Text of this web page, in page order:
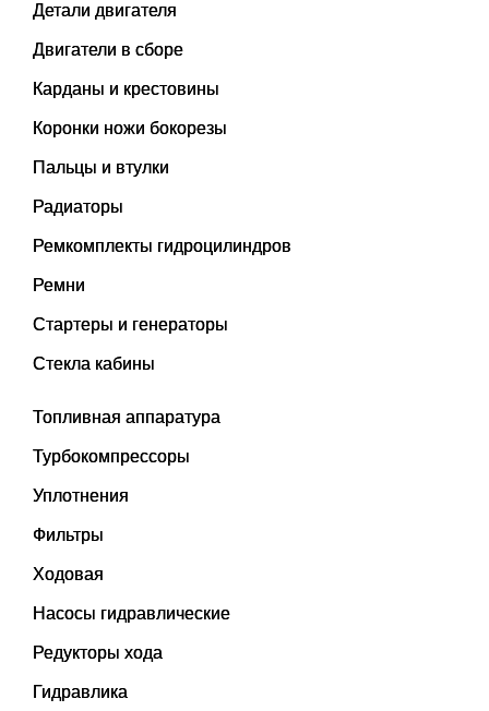
Детали двигателя
Двигатели в сборе
Карданы и крестовины
Коронки ножи бокорезы
Пальцы и втулки
Радиаторы
Ремкомплекты гидроцилиндров
Ремни
Стартеры и генераторы
Стекла кабины
Топливная аппаратура
Турбокомпрессоры
Уплотнения
Фильтры
Ходовая
Насосы гидравлические
Редукторы хода
Гидравлика